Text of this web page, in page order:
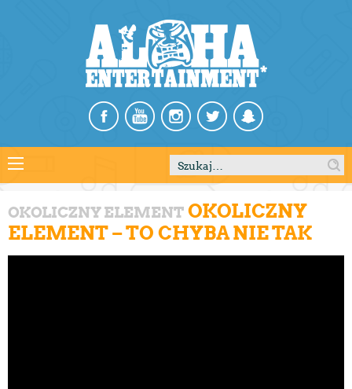
Szukaj:
OKOLICZNY ELEMENT OKOLICZNY
ELEMENT – TO CHYBA NIE TAK